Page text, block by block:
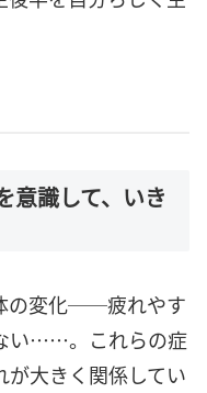
意識して、いき
の変化──疲れやす
い……。これらの症
大きく関係してい